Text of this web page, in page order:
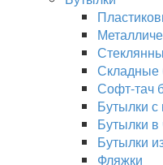
Складные
Софт-тач
Бутылки
Бутылки в
Бутылки
Фляжки